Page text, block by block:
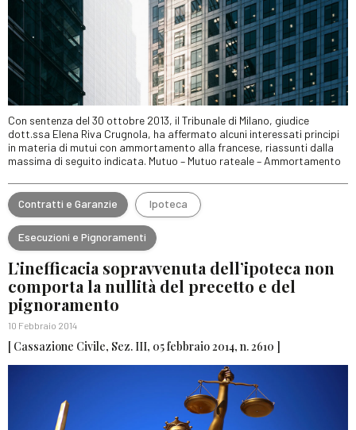
Con sentenza del 30 ottobre 2013, il Tribunale di Milano, giudice
dott.ssa Elena Riva Crugnola, ha affermato alcuni interessati principi
in materia di mutui con ammortamento alla francese, riassunti dalla
massima di seguito indicata. Mutuo – Mutuo rateale – Ammortamento
Contratti e Garanzie Ipoteca
Esecuzioni e Pignoramenti
L’inefficacia sopravvenuta dell’ipoteca non
comporta la nullità del precetto e del
pignoramento
10 Febbraio 2014
[ Cassazione Civile, Sez. III, 05 febbraio 2014, n. 2610 ]